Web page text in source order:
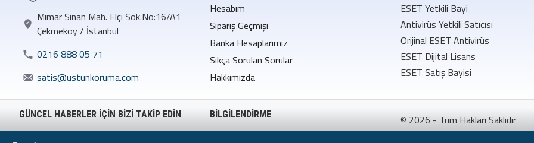
Mimar Sinan Mah. Elçi Sok.No:16/A1
Çekmeköy / İstanbul
0216 888 05 71
satis@ustunkoruma.com
Hesabım
Sipariş Geçmişi
Banka Hesaplarımız
Sıkça Sorulan Sorular
Hakkımızda
ESET Yetkili Bayi
Antivirüs Yetkili Satıcısı
Orijinal ESET Antivirüs
ESET Dijital Lisans
ESET Satış Bayisi
GÜNCEL HABERLER İÇİN BİZİ TAKİP EDİN BILGILENDIRME © 2026 - Tüm Hakları Saklıdır